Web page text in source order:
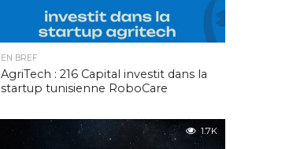
EN BREF
AgriTech : 216 Capital investit dans la
startup tunisienne RoboCare
1.7K